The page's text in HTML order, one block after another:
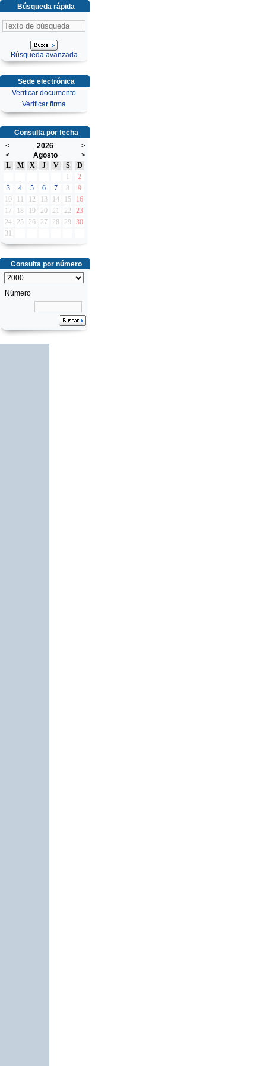
Búsqueda rápida
Búsqueda avanzada
Sede electrónica
Verificar documento
Verificar firma
Consulta por fecha
<
2026
>
<
Agosto
>
L
M X J V S
D
1
2
3
4 5 6 7 8
9
10
11 12 13 14 15
16
17
18 19 20 21 22
23
24
25 26 27 28 29 30
31
Consulta por número
Número